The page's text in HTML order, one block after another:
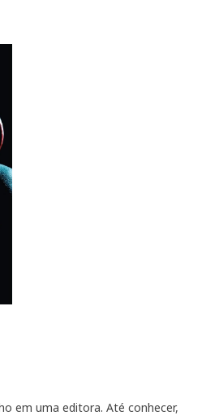
em uma editora. Até conhecer,